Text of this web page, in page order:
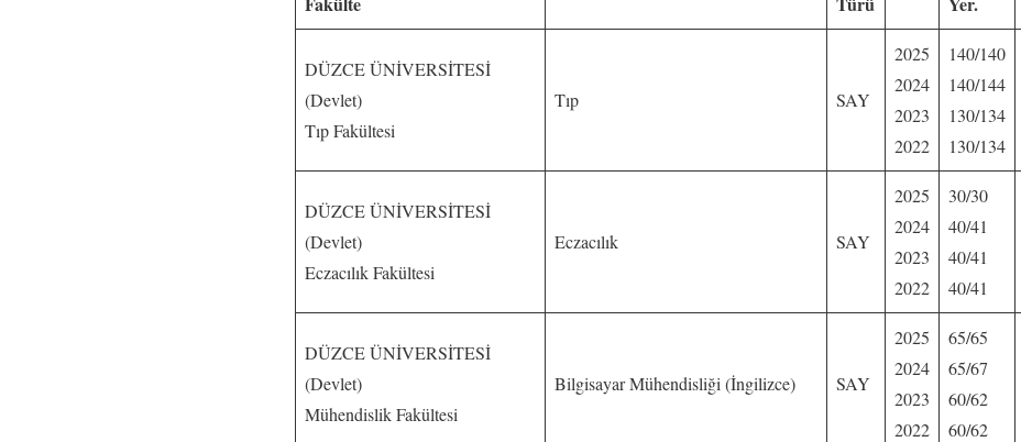
DÜZCE ÜNİVERSİTESİ
(Devlet)
Tıp Fakültesi
Tıp SAY
2025
2024
2023
2022
140/140
140/144
130/134
130/134
DÜZCE ÜNİVERSİTESİ
(Devlet)
Eczacılık Fakültesi
Eczacılık SAY
2025
2024
2023
2022
30/30
40/41
40/41
40/41
DÜZCE ÜNİVERSİTESİ
(Devlet)
Mühendislik Fakültesi
Bilgisayar Mühendisliği (İngilizce) SAY
2025
2024
2023
2022
65/65
65/67
60/62
60/62